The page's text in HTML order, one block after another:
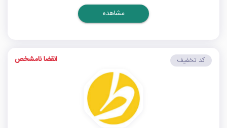
مشاهده
کد تخفیف انقضا نامشخص